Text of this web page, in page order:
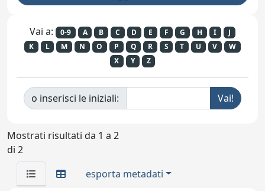
Vai a: 0-9 A B C D E F G H I
J
K
L M N O P Q R S T U V
W
X
Y Z
o inserisci le iniziali:
Mostrati risultati da 1 a 2
di 2
esporta metadati